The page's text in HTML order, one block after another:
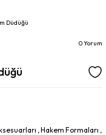
0 Yorum
,Hakem Formaları ,